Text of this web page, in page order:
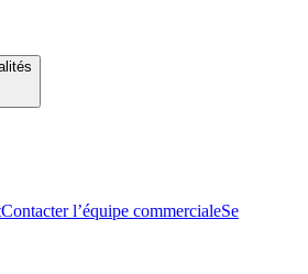
Contacter l’équipe commercialeSe